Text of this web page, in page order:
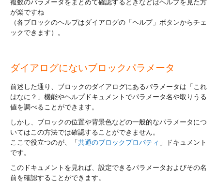
複数のパラメータをまとめて確認するときなどはヘルプを見た方
が楽ですね
（各ブロックのヘルプはダイアログの「ヘルプ」ボタンからチェ
ックできます）。
ダイアログにないブロックパラメータ
前述した通り、ブロックのダイアログにあるパラメータは「これ
はなに？」機能やヘルプドキュメントでパラメータ名や取りうる
値を調べることができます。
しかし、ブロックの位置や背景色などの一般的なパラメータにつ
いてはこの方法では確認することができません。
ここで役立つのが、「共通のブロックプロパティ 」ドキュメント
です。
このドキュメントを見れば、設定できるパラメータおよびその名
前を確認することができます。